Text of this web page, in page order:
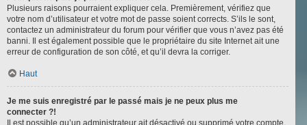
Plusieurs raisons pourraient expliquer cela. Premièrement, vérifiez que
votre nom d’utilisateur et votre mot de passe soient corrects. S’ils le sont,
contactez un administrateur du forum pour vérifier que vous n’avez pas été
banni. Il est également possible que le propriétaire du site Internet ait une
erreur de configuration de son côté, et qu’il devra la corriger.
Haut
Je me suis enregistré par le passé mais je ne peux plus me
connecter ?!